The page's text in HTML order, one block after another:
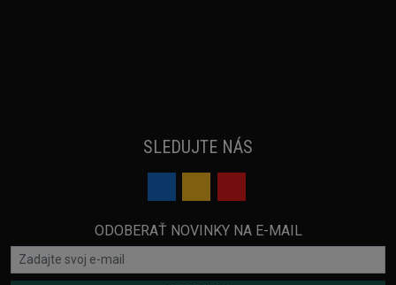
SLEDUJTE NÁS
ODOBERAŤ NOVINKY NA E-MAIL